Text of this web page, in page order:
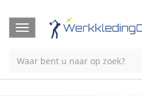
Toggle
navigation